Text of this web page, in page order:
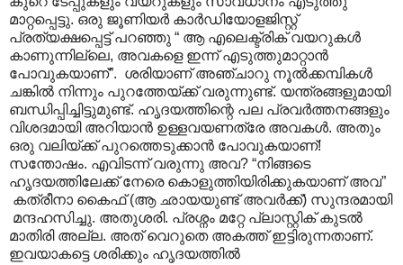
മാറ്റപ്പെട്ടു. ഒരു ജൂണിയർ കാർഡിയോളജിസ്റ്റ്
പ്രത്യക്ഷപ്പെട്ട് പറഞ്ഞു “ ആ എലെക്ട്രിക് വയറുകൾ
കാണുന്നില്ലെ, അവകളെ ഇന്ന് എടുത്തുമാറ്റാൻ
പോവുകയാണ്”. ശരിയാണ് അഞ്ചാറു നൂൽക്കമ്പികൾ
ചങ്കിൽ നിന്നും പുറത്തേയ്ക്ക് വരുന്നുണ്ട്. യന്ത്രങ്ങളുമായി
ബന്ധിപ്പിച്ചിട്ടുമുണ്ട്. ഹൃദയത്തിന്റെ പല പ്രവർത്തനങ്ങളും
വിശദമായി അറിയാൻ ഉള്ളവയണത്രേ അവകൾ. അതും
ഒരു വലിയ്ക്ക് പുറത്തെടുക്കാൻ പോവുകയാണ്!
സന്തോഷം. എവിടന്ന് വരുന്നു അവ? “നിങ്ങടെ
ഹൃദയത്തിലേക്ക് നേരെ കൊളുത്തിയിരിക്കുകയാണ് അവ”
കത്രീനാ കൈഫ് (ആ ഛായയുണ്ട് അവർക്ക്) സുന്ദരമായി
മന്ദഹസിച്ചു. അതുശരി. പ്രശ്നം മറ്റേ പ്ലാസ്റ്റിക് കുടൽ
മാതിരി അല്ല. അത് വെറുതെ അകത്ത് ഇട്ടിരുന്നതാണ്.
ഇവയാകട്ടെ ശരിക്കും ഹൃദയത്തിൽ